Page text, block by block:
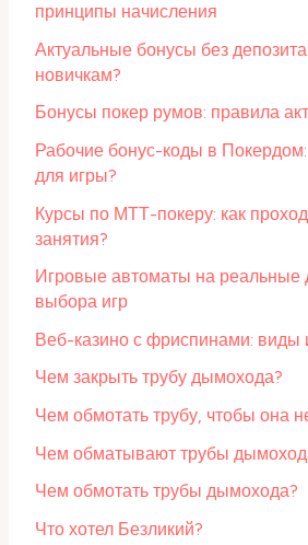
принципы начисления
Актуальные бонусы без
новичкам?
Бонусы покер румов: правила
Рабочие бонус-коды в Покердом:
для игры?
Курсы по МТТ-покеру: как
занятия?
Игровые автоматы на реальные
выбора игр
Веб-казино с фриспинами: виды
Чем закрыть трубу дымохода?
Чем обмотать трубу, чтобы она
Чем обматывают трубы
Чем обмотать трубы дымохода?
Что хотел Безликий?